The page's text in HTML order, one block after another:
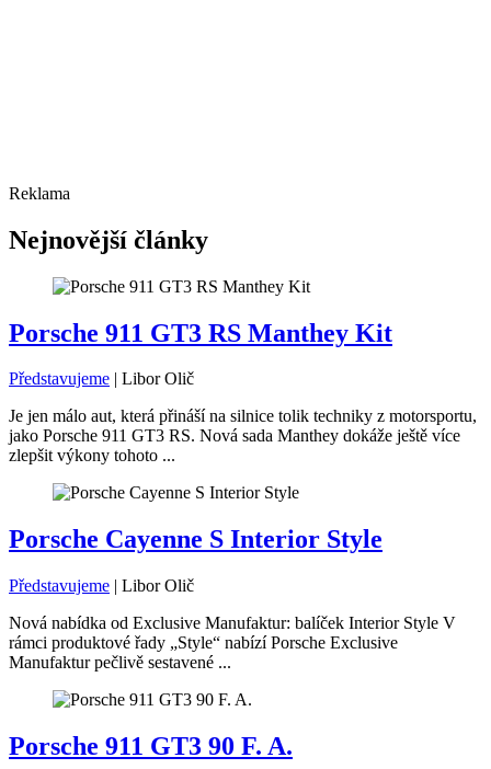
Reklama
Nejnovější články
Porsche 911 GT3 RS Manthey Kit
Představujeme | Libor Olič
Je jen málo aut, která přináší na silnice tolik techniky z motorsportu,
jako Porsche 911 GT3 RS. Nová sada Manthey dokáže ještě více
zlepšit výkony tohoto ...
Porsche Cayenne S Interior Style
Představujeme | Libor Olič
Nová nabídka od Exclusive Manufaktur: balíček Interior Style V
rámci produktové řady „Style“ nabízí Porsche Exclusive
Manufaktur pečlivě sestavené ...
Porsche 911 GT3 90 F. A.